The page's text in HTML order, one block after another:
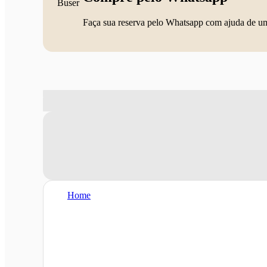
Faça sua reserva pelo Whatsapp com ajuda de
Home